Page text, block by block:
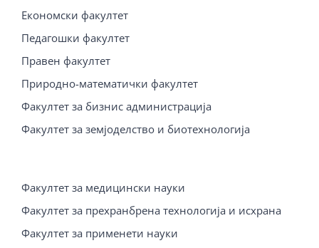
Економски факултет
Педагошки факултет
Правен факултет
Природно-математички факултет
Факултет за бизнис администрација
Факултет за земјоделство и биотехнологија
Факултет за медицински науки
Факултет за прехранбрена технологија и исхрана
Факултет за применети науки